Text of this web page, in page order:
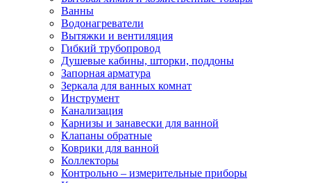
Ванны
Водонагреватели
Вытяжки и вентиляция
Гибкий трубопровод
Душевые кабины, шторки, поддоны
Запорная арматура
Зеркала для ванных комнат
Инструмент
Канализация
Карнизы и занавески для ванной
Клапаны обратные
Коврики для ванной
Коллекторы
Контрольно – измерительные приборы